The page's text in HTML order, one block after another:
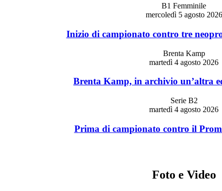
B1 Femminile
mercoledì 5 agosto 2026
Inizio di campionato contro tre
Brenta Kamp
martedì 4 agosto 2026
Brenta Kamp, in archivio un’altra
Serie B2
martedì 4 agosto 2026
Prima di campionato contro il
Foto e Video